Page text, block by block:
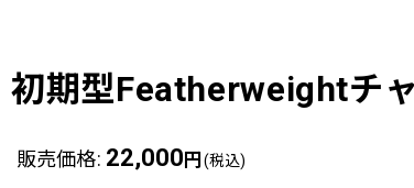
初期型Featherweightチ
販売価格: 22,000 円 (税込)